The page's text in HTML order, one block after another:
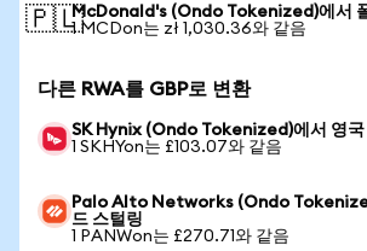
🇵🇱McDonald's (Ondo Tokenized)에서
1 MCDon는 zł 1,030.36와 같음
다른 RWA를 GBP로 변환
SK Hynix (Ondo Tokenized)에서 영국
1 SKHYon는 £103.07와 같음
Palo Alto Networks (Ondo
드 스털링
1 PANWon는 £270.71와 같음